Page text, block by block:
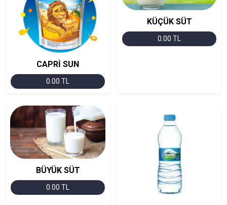
CAPRİ SUN
0.00 TL
KÜÇÜK SÜT
0.00 TL
BÜYÜK SÜT
0.00 TL